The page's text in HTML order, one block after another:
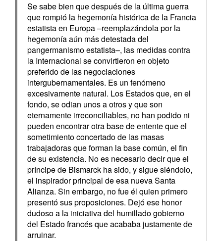
Se sabe bien que después de la última guerra
que rompió la hegemonía histórica de la Francia
estatista en Europa –reemplazándola por la
hegemonía aún más detestada del
pangermanismo estatista–, las medidas contra
la Internacional se convirtieron en objeto
preferido de las negociaciones
intergubernamentales. Es un fenómeno
excesivamente natural. Los Estados que, en el
fondo, se odian unos a otros y que son
eternamente irreconciliables, no han podido ni
pueden encontrar otra base de entente que el
sometimiento concertado de las masas
trabajadoras que forman la base común, el fin
de su existencia. No es necesario decir que el
príncipe de Bismarck ha sido, y sigue siéndolo,
el inspirador principal de esa nueva Santa
Alianza. Sin embargo, no fue él quien primero
presentó sus proposiciones. Dejó ese honor
dudoso a la iniciativa del humillado gobierno
del Estado francés que acababa justamente de
arruinar.